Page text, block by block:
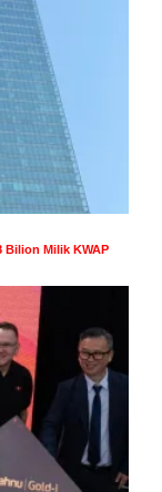
Bilion Milik KWAP